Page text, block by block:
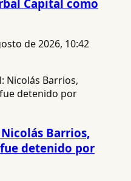
Capital como
de 2026, 10:42
Barrios,
detenido por